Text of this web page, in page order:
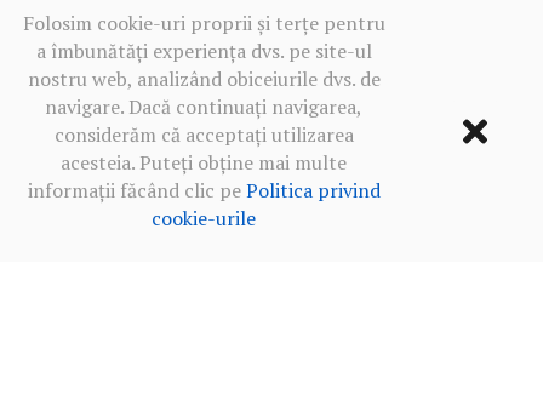
Folosim cookie-uri proprii și terțe pentru
a îmbunătăți experiența dvs. pe site-ul
nostru web, analizând obiceiurile dvs. de
navigare. Dacă continuați navigarea,
considerăm că acceptați utilizarea
acesteia. Puteți obține mai multe
informații făcând clic pePolitica privind
cookie-urile